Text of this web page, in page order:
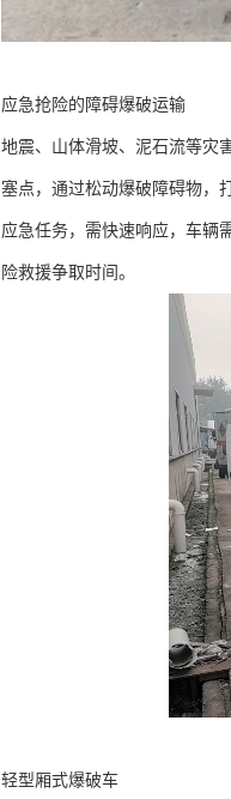
应急抢险的障碍爆破运输​
地震、山体滑坡、泥石流等灾
塞点，通过松动爆破障碍物，
应急任务，需快速响应，车辆
险救援争取时间。
轻型厢式爆破车​